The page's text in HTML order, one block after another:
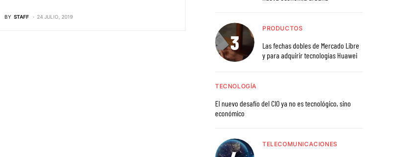
BY STAFF 24 JULIO, 2019
PRODUCTOS
Las fechas dobles de Mercado Libre
y para adquirir tecnologías Huawei
TECNOLOGÍA
El nuevo desafío del CIO ya no es tecnológico, sino
económico
TELECOMUNICACIONES